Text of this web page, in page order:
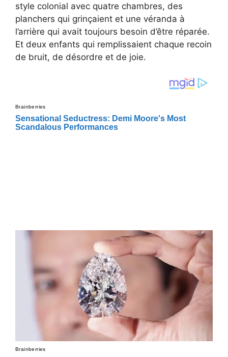
style colonial avec quatre chambres, des
planchers qui grinçaient et une véranda à
l’arrière qui avait toujours besoin d’être réparée.
Et deux enfants qui remplissaient chaque recoin
de bruit, de désordre et de joie.